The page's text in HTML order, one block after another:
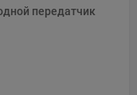
передатчик